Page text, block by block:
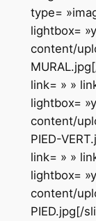
type=
lightbox=
content/
link= » »
lightbox=
content/
PIED-
link= » »
lightbox=
content/
PIED.jpg[/